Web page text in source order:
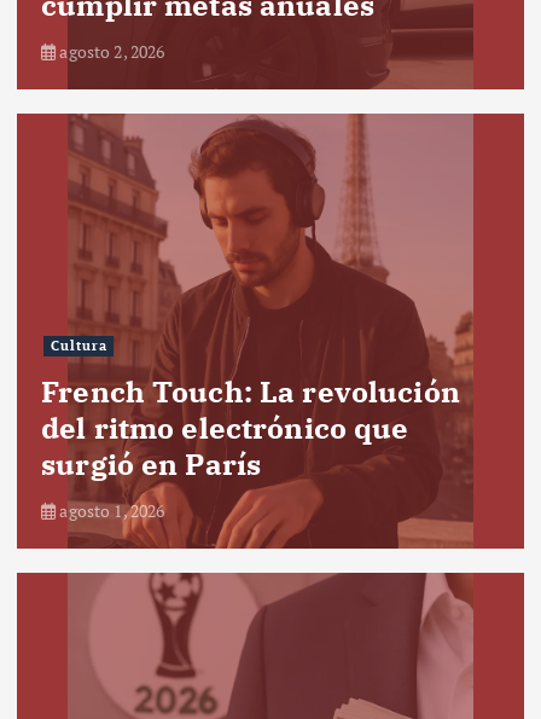
agosto 2, 2026
Cultura
French Touch: La revolución
del ritmo electrónico que
surgió en París
agosto 1, 2026